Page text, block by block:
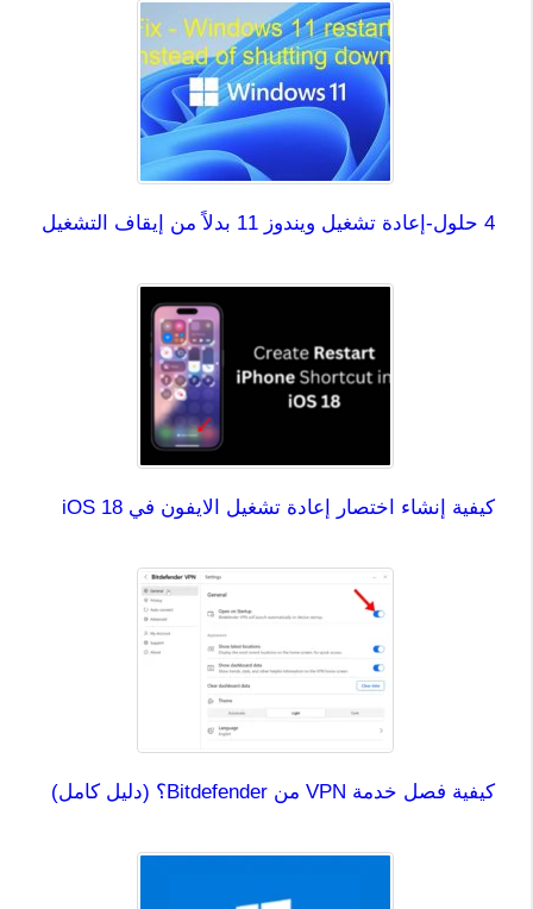
4 حلول-إعادة تشغيل ويندوز 11 بدلاً من إيقاف التشغيل
كيفية إنشاء اختصار إعادة تشغيل الايفون في iOS 18
كيفية فصل خدمة VPN من Bitdefender؟ (دليل كامل)